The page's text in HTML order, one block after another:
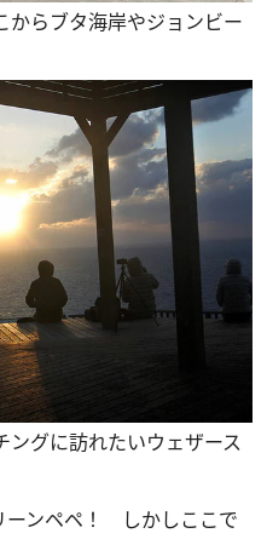
からブタ海岸やジョンビー
ングに訪れたいウェザース
ーンペペ！ しかしここで